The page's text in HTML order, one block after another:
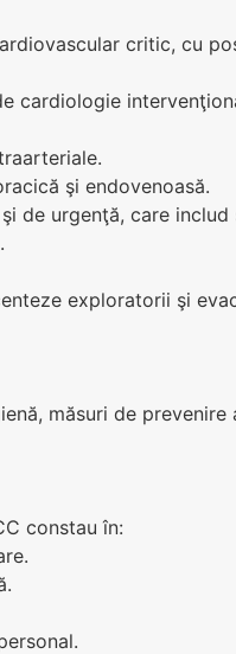
critic, cu
cardiologie
şi endovenoasă.
de urgenţă, care
exploratorii şi
măsuri de
constau în: